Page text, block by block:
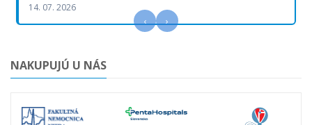
14. 07. 2026
‹ ›
NAKUPUJÚ U NÁS